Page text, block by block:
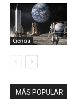
Ciencia
MÁS POPULAR